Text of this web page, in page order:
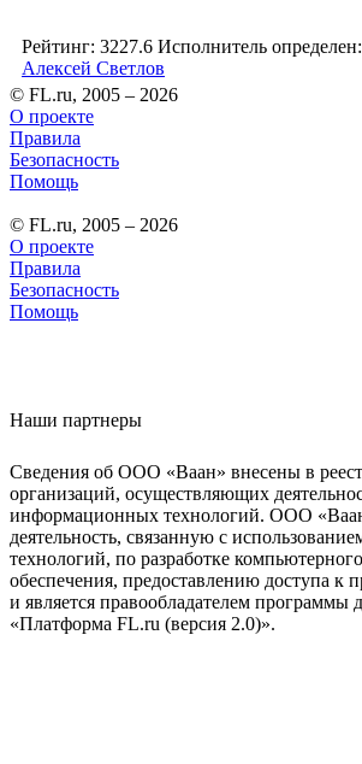
Рейтинг: 3227.6 Исполнитель определен:
Алексей Светлов
© FL.ru, 2005 – 2026
О проекте
Правила
Безопасность
Помощь
© FL.ru, 2005 – 2026
О проекте
Правила
Безопасность
Помощь
Наши партнеры
Сведения об ООО «Ваан» внесены в
организаций, осуществляющих
информационных технологий. ООО
деятельность, связанную с
технологий, по разработке
обеспечения, предоставлению доступа
и является правообладателем
«Платформа FL.ru (версия 2.0)».